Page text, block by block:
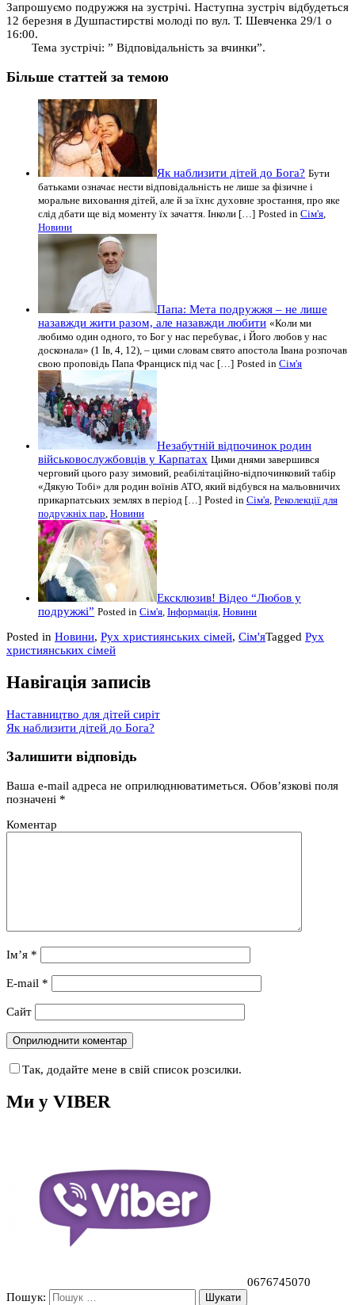
Запрошуємо подружжя на зустрічі. Наступна зустріч відбудеться
12 березня в Душпастирстві молоді по вул. Т. Шевченка 29/1 о
16:00.
Тема зустрічі: ” Відповідальність за вчинки”.
Більше статтей за темою
Як наблизити дітей до Бога? Бути
батьками означає нести відповідальність не лише за фізичне і
моральне виховання дітей, але й за їхнє духовне зростання, про яке
слід дбати ще від моменту їх зачаття. Інколи […] Posted in Сім'я,
Новини
Папа: Мета подружжя – не лише
назавжди жити разом, але назавжди любити «Коли ми
любимо один одного, то Бог у нас перебуває, і Його любов у нас
досконала» (1 Ів, 4, 12), – цими словам свято апостола Івана розпочав
свою проповідь Папа Франциск під час […] Posted in Сім'я
Незабутній відпочинок родин
військовослужбовців у Карпатах Цими днями завершився
черговий цього разу зимовий, реабілітаційно-відпочинковий табір
«Дякую Тобі» для родин воїнів АТО, який відбувся на мальовничих
прикарпатських землях в період […] Posted in Сім'я, Реколекції для
подружніх пар, Новини
Ексклюзив! Відео “Любов у
подружжі” Posted in Сім'я, Інформація, Новини
Posted in Новини, Рух християнських сімей, Сім'яTagged Рух
християнських сімей
Навігація записів
Наставництво для дітей сиріт
Як наблизити дітей до Бога?
Залишити відповідь
Ваша e-mail адреса не оприлюднюватиметься. Обов’язкові поля
позначені *
Коментар
Ім’я *
E-mail *
Сайт
Так, додайте мене в свій список розсилки.
Ми у VIBER
0676745070
Пошук: